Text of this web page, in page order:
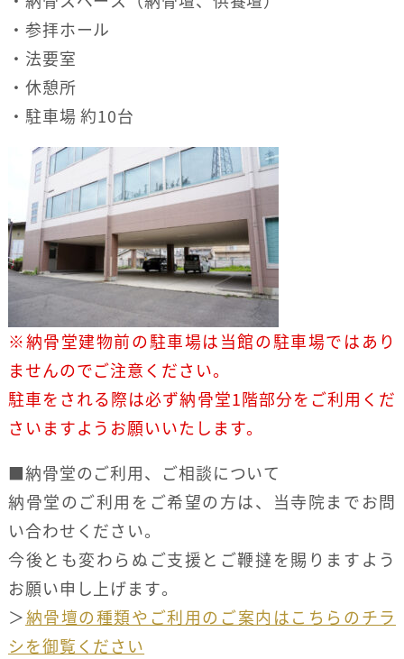
・参拝ホール
・法要室
・休憩所
・駐車場 約10台
※納骨堂建物前の駐車場は当館の駐車場ではあり
ませんのでご注意ください。
駐車をされる際は必ず納骨堂1階部分をご利用くだ
さいますようお願いいたします。
■納骨堂のご利用、ご相談について
納骨堂のご利用をご希望の方は、当寺院までお問
い合わせください。
今後とも変わらぬご支援とご鞭撻を賜りますよう
お願い申し上げます。
＞納骨壇の種類やご利用のご案内はこちらのチラ
シを御覧ください